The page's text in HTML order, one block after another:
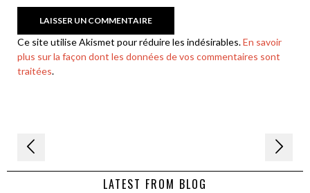
Ce site utilise Akismet pour réduire les indésirables.En savoir
plus sur la façon dont les données de vos commentaires sont
traitées.
Navigation
de LATEST FROM BLOG